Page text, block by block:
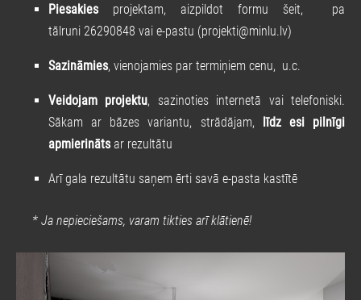
Piesakiesprojektam, aizpildot formu šeit, pa
tālruni 26290848 vai e-pastu (projekti@minlu.lv)
Sazināmies, vienojamies par termiņiem cenu, u.c.
Veidojam projektu, sazinoties internetā vai telefoniski.
Sākam ar bāzes variantu, strādājam, līdz esi pilnīgi
apmierinātsar rezultātu
Arī gala rezultātu saņem ērti savā e-pasta kastītē
* Ja nepieciešams, varam tikties arī klātienē!